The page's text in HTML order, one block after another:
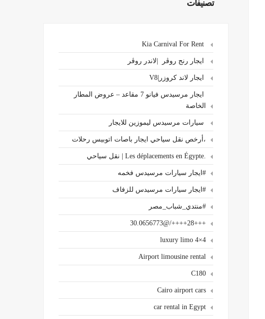
تصنيفات
ايجار رنج روڤر |لاندر روڤر
ايجار لاند كروزر|V8
ايجار مرسيدس فيانو 7 مقاعد – عروض المطار
الخاصة
سيارات مرسيدس ليموزين للايجار
،أرخص نقل سياحي ايجار باصات اتوبيس رحلات
.Les déplacements en Égypte | نقل سياحي
#ايجار سيارات مرسيدس فخمه
#ايجار سيارات مرسيدس للزفاف
#منتدي_شباب_مصر
+++28++++/@30.0656773
4×4 luxury limo
Airport limousine rental
C180
Cairo airport cars
car rental in Egypt